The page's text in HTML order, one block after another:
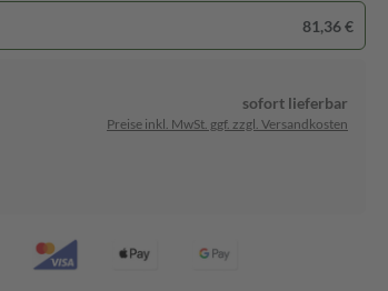
81,36 €
sofort lieferbar
Preise inkl. MwSt. ggf. zzgl. Versandkosten